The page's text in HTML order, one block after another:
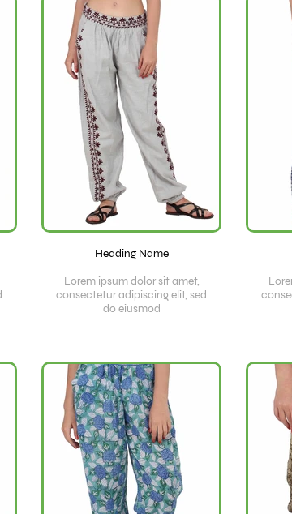
Heading Name
Lorem ipsum dolor sit amet,
consectetur adipiscing elit, sed
do eiusmod